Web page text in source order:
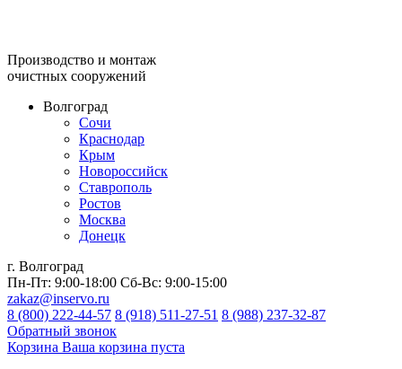
Производство и монтаж
очистных сооружений
Волгоград
Сочи
Краснодар
Крым
Новороссийск
Ставрополь
Ростов
Москва
Донецк
г. Волгоград
Пн-Пт: 9:00-18:00 Сб-Вс: 9:00-15:00
zakaz@inservo.ru
8 (800) 222-44-57 8 (918) 511-27-51 8 (988) 237-32-87
Обратный звонок
Корзина Ваша корзина пуста